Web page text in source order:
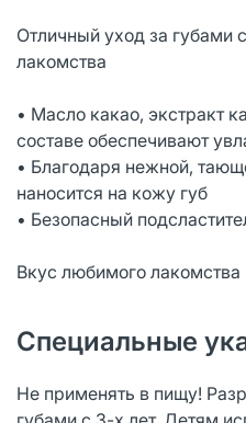
Отличный уход за губами
лакомства
• Масло какао, экстракт
составе обеспечивают
• Благодаря нежной,
наносится на кожу губ
• Безопасный
Вкус любимого лакомства
Специальные
Не применять в пищу!